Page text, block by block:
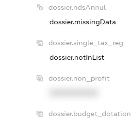
dossier.ndsAnnul
dossier.missingData
dossier.single_tax_reg
dossier.notInList
dossier.non_profit
dossier.budget_dotation